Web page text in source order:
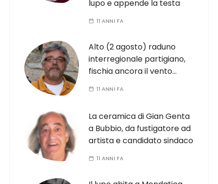
lupo e appende la testa
11 ANNI FA
Alto (2 agosto) raduno
interregionale partigiano,
fischia ancora il vento…
11 ANNI FA
La ceramica di Gian Genta
a Bubbio, da fustigatore ad
artista e candidato sindaco
11 ANNI FA